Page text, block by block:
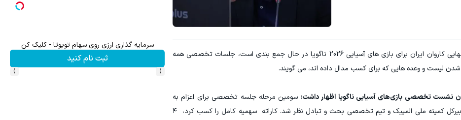
به گزارش "ورزش سه"، در شرایطی که لیست نهایی کاروان ایران برای بازی های آسیایی 2026 ناگویا در حال جمع بندی است، جلسات تخصصی همه
شدن لیست و وعده هایی که برای کسب مدال داده اند، می گویند.
نشست تخصصی بازی‌های آسیایی ناگویا اظهار داشت: سومین مرحله جلسه تخصصی برای اعزام به
بازی‌های آسیایی بود که با تدبیر و مدیریت دبیرکل کمیته ملی المپیک و تیم تخصصی بحث و تبادل نظر شد. کاراته سهمیه کامل را کسب کرد، ۴
سرمایه گذاری ارزی روی سهام تویوتا - کلیک کن
ثبت نام کنید
‹
›